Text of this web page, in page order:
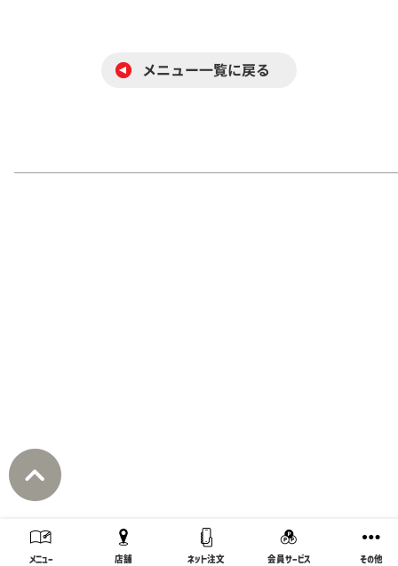
メニュー 店舗 ネット注文 会員サービス その他
メニュー一覧に戻る